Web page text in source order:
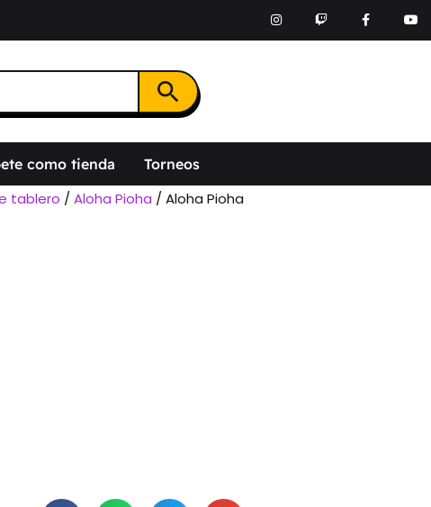
Botón de búsqueda
como tienda Torneos
tablero / Aloha Pioha / Aloha Pioha